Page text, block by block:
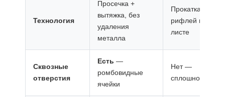
Технология
Просечка +
вытяжка, без
удаления
металла
Прокатка
рифлей на г/к
листе
Сквозные
отверстия
Есть —
ромбовидные
ячейки
Нет —
сплошной лист